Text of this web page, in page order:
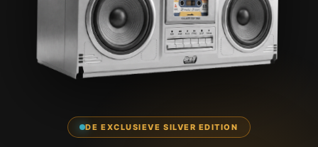
DE EXCLUSIEVE SILVER EDITION